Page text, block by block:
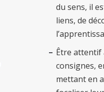
du sens, il
liens, de
Être attentif
consignes,
mettant en